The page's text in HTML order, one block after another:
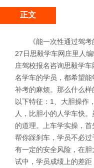
正文
《能一次性通过驾
27日思毅学车网庄里人
庄驾校报名咨询思毅学
名学车的学员，都希望
补考的麻烦。那么什么
以下特征：1、大胆操作
人，比胆小的人学车快
的道理。上车学实操，
帮你踩刹车，学员不必
有一定的安全风险，在
试中，学员成绩上的差